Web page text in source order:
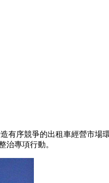
序競爭的出租車經營市場
治專項行動。